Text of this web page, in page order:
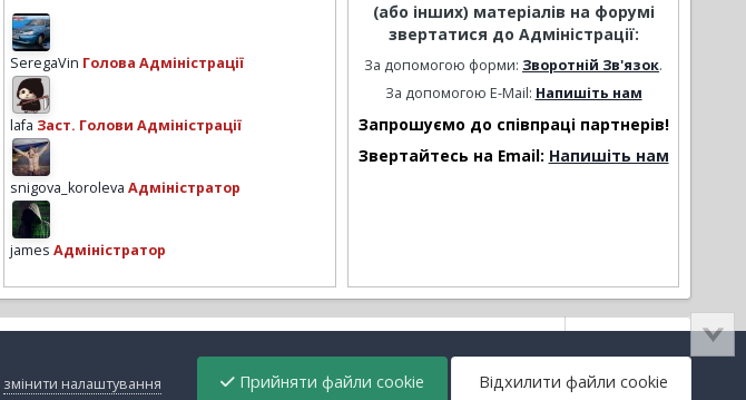
SeregaVin Голова Адміністрації
lafa Заст. Голови Адміністрації
snigova_koroleva Адміністратор
james Адміністратор
(або інших) матеріалів на форумі
звертатися до Адміністрації:
За допомогою форми: Зворотній Зв'язок.
За допомогою E-Mail: Напишіть нам
Запрошуємо до співпраці партнерів!
Звертайтесь на Email: Напишіть нам
змінити налаштування
Прийняти файли cookie Відхилити файли cookie